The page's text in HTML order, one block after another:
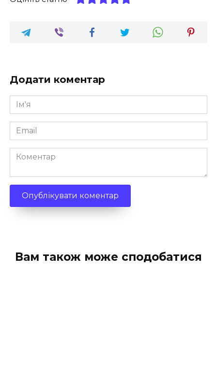
Додати коментар
Ім'я
*
Email
*
Коментар
Вам також може сподобатися